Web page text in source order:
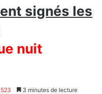
signés les
nuit
523 3 minutes de lecture